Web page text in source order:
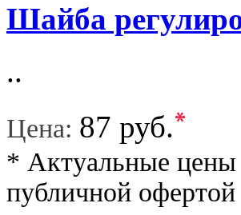
Шайба
..
Цена: 87 руб.*
* Актуальные цены
публичной офертой